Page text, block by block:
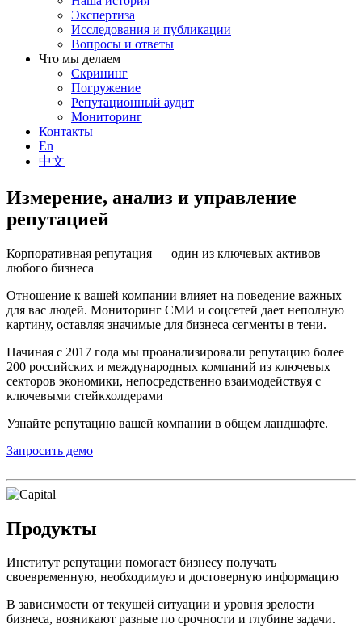
Экспертиза
Исследования и публикации
Вопросы и ответы
Что мы делаем
Скрининг
Погружение
Репутационный аудит
Мониторинг
Контакты
En
中文
Измерение, анализ и управление
репутацией
Корпоративная репутация — один из ключевых активов
любого бизнеса
Отношение к вашей компании влияет на поведение важных
для вас людей. Мониторинг СМИ и соцсетей дает неполную
картину, оставляя значимые для бизнеса сегменты в тени.
Начиная с 2017 года мы проанализировали репутацию более
200 российских и международных компаний из ключевых
секторов экономики, непосредственно взаимодействуя с
ключевыми стейкхолдерами
Узнайте репутацию вашей компании в общем ландшафте.
Запросить демо
Продукты
Институт репутации помогает бизнесу получать
своевременную, необходимую и достоверную информацию
В зависимости от текущей ситуации и уровня зрелости
бизнеса, возникают разные по срочности и глубине задачи.